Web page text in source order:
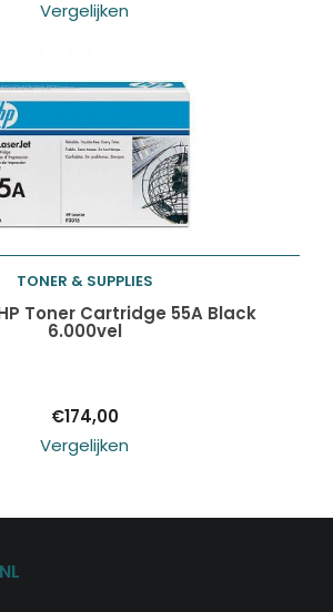
Vergelijken
aan
TONER & SUPPLIES
Toner Cartridge 55A Black
6.000vel
€174,00
Vergelijken